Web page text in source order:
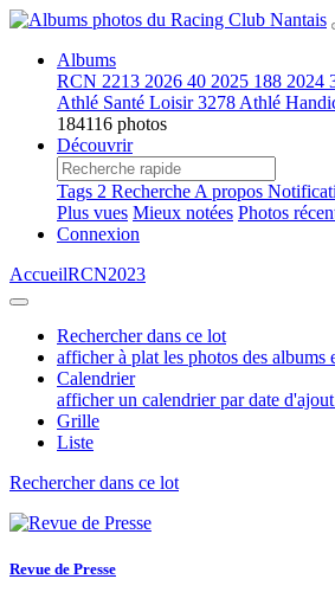
Albums
RCN 2213 2026 40 2025 188 2024
Athlé Santé Loisir3278 Athlé
184116 photos
Découvrir
Tags 2 Recherche A propos
Plus vues Mieux notées Photos
Connexion
AccueilRCN2023
Rechercher dans ce lot
afficher à plat les photos des albums
Calendrier
afficher un calendrier par date d'ajout
Grille
Liste
Rechercher dans ce lot
Revue de Presse